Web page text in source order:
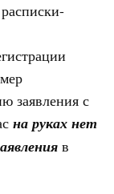
заявления с
на руках нет
в